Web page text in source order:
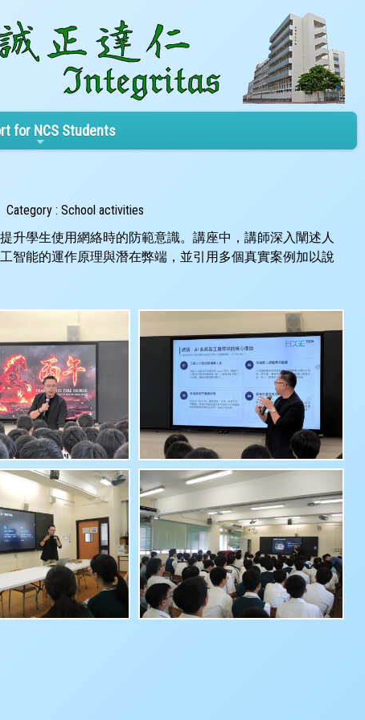
for NCS Students
Category : School activities
升學生使用網絡時的防範意識。講座中，講師深入闡述人
智能的運作原理與潛在弊端，並引用多個真實案例加以說